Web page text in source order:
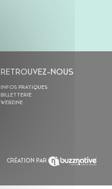
RETROUVEZ-NOUS
INFOS PRATIQUES
BILLETTERIE
WEBZINE
CRÉATION PAR